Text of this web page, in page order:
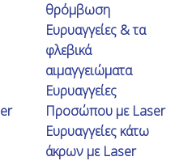
θρόμβωση
Ευρυαγγείες & τα
φλεβικά
αιμαγγειώματα
Ευρυαγγείες
Προσώπου με Laser
Ευρυαγγείες κάτω
άκρων με Laser